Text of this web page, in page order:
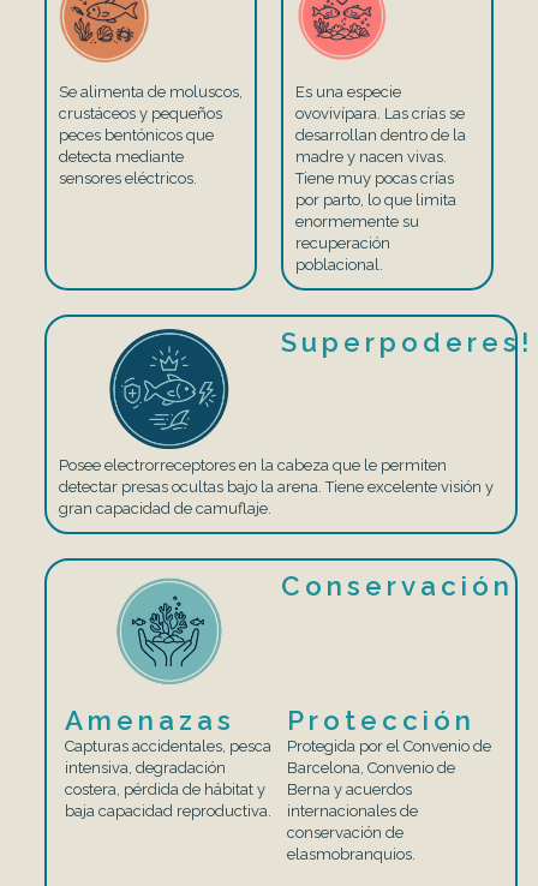
Se alimenta de moluscos,
crustáceos y pequeños
peces bentónicos que
detecta mediante
sensores eléctricos.
Es una especie
ovovivípara. Las crías se
desarrollan dentro de la
madre y nacen vivas.
Tiene muy pocas crías
por parto, lo que limita
enormemente su
recuperación
poblacional.
Superpoderes!
Posee electrorreceptores en la cabeza que le permiten
detectar presas ocultas bajo la arena. Tiene excelente visión y
gran capacidad de camuflaje.
Conservación
Amenazas
Capturas accidentales, pesca
intensiva, degradación
costera, pérdida de hábitat y
baja capacidad reproductiva.
Protección
Protegida por el Convenio de
Barcelona, Convenio de
Berna y acuerdos
internacionales de
conservación de
elasmobranquios.